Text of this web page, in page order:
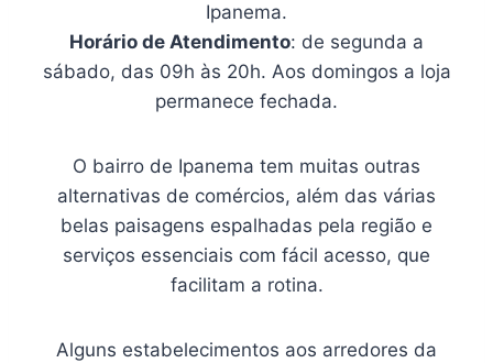
Ipanema.
Horário de Atendimento: de segunda a
sábado, das 09h às 20h. Aos domingos a loja
permanece fechada.
O bairro de Ipanema tem muitas outras
alternativas de comércios, além das várias
belas paisagens espalhadas pela região e
serviços essenciais com fácil acesso, que
facilitam a rotina.
Alguns estabelecimentos aos arredores da